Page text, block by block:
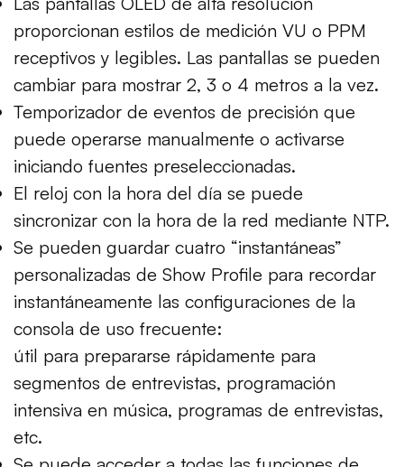
proporcionan estilos de medición VU o PPM
receptivos y legibles. Las pantallas se pueden
cambiar para mostrar 2, 3 o 4 metros a la vez.
Temporizador de eventos de precisión que
puede operarse manualmente o activarse
iniciando fuentes preseleccionadas.
El reloj con la hora del día se puede
sincronizar con la hora de la red mediante NTP.
Se pueden guardar cuatro “instantáneas”
personalizadas de Show Profile para recordar
instantáneamente las configuraciones de la
consola de uso frecuente:
útil para prepararse rápidamente para
segmentos de entrevistas, programación
intensiva en música, programas de entrevistas,
etc.